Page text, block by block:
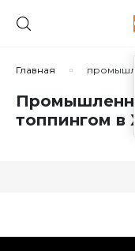
Главная
топпингом в